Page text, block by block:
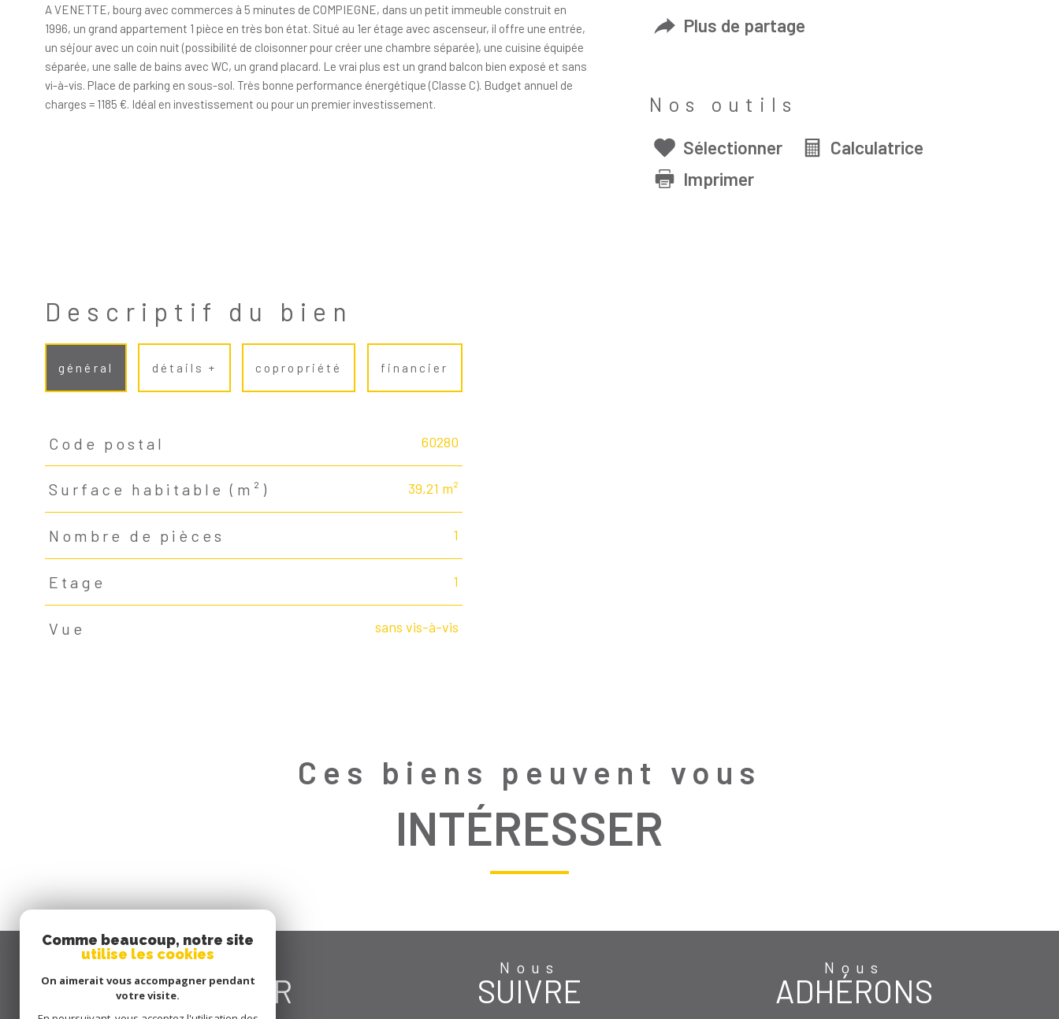
A VENETTE, bourg avec commerces à 5 minutes de COMPIEGNE, dans un petit immeuble construit en
1996, un grand appartement 1 pièce en très bon état. Situé au 1er étage avec ascenseur, il offre une entrée,
un séjour avec un coin nuit (possibilité de cloisonner pour créer une chambre séparée), une cuisine équipée
séparée, une salle de bains avec WC, un grand placard. Le vrai plus est un grand balcon bien exposé et sans
vi-à-vis. Place de parking en sous-sol. Très bonne performance énergétique (Classe C). Budget annuel de
charges = 1185 €. Idéal en investissement ou pour un premier investissement.
Plus de partage
Nos outils
Sélectionner
Calculatrice
Imprimer
Descriptif du bien
général détails + copropriété financier
TRAD_PAMPERO_Caracteristique
Code postal 60280
Surface habitable (m²) 39,21 m²
Nombre de pièces 1
Etage 1
Vue sans vis-à-vis
Ces biens peuvent vous
INTÉRESSER
CONNECTER
Nous
SUIVRE
Nous
ADHÉRONS
Comme beaucoup, notre site
utilise les cookies
On aimerait vous accompagner pendant
votre visite.